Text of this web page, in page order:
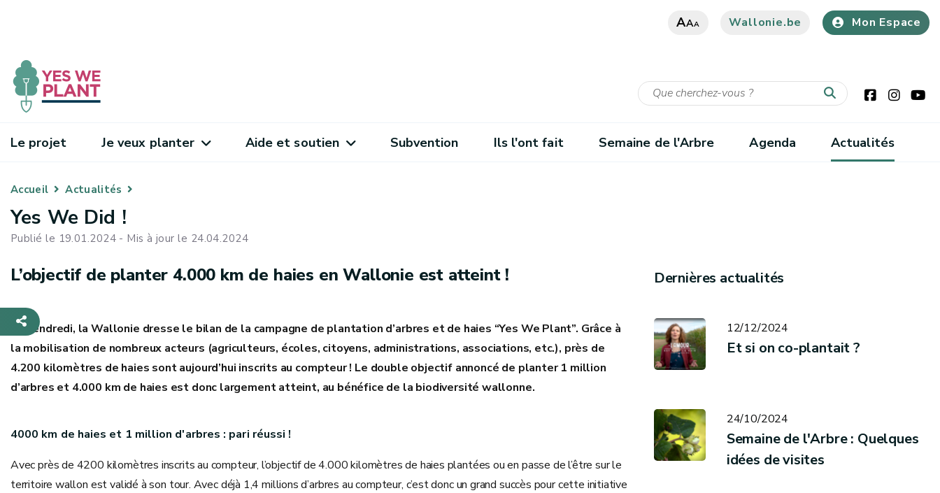
AAA Wallonie.be Mon Espace
Le projet Je veux planter Aide et soutien Subvention Ils l'ont fait Semaine de l'Arbre Agenda Actualités
Accueil Actualités
Yes We Did !
Publié le 19.01.2024 - Mis à jour le 24.04.2024
L’objectif de planter 4.000 km de haies en Wallonie est atteint !
Ce vendredi, la Wallonie dresse le bilan de la campagne de plantation d’arbres et de haies “Yes We Plant”. Grâce à
la mobilisation de nombreux acteurs (agriculteurs, écoles, citoyens, administrations, associations, etc.), près de
4.200 kilomètres de haies sont aujourd’hui inscrits au compteur ! Le double objectif annoncé de planter 1 million
d’arbres et 4.000 km de haies est donc largement atteint, au bénéfice de la biodiversité wallonne.
4000 km de haies et 1 million d'arbres : pari réussi !
Avec près de 4200 kilomètres inscrits au compteur, l’objectif de 4.000 kilomètres de haies plantées ou en passe de l’être sur le
territoire wallon est validé à son tour. Avec déjà 1,4 millions d’arbres au compteur, c’est donc un grand succès pour cette initiative
Dernières actualités
12/12/2024
Et si on co-plantait ?
24/10/2024
Semaine de l'Arbre : Quelques
idées de visites